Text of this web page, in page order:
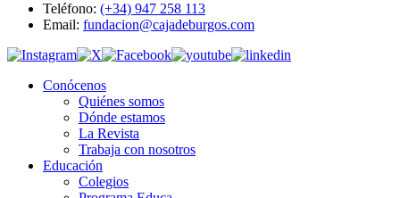
Teléfono: (+34) 947 258 113
Email: fundacion@cajadeburgos.com
Conócenos
Quiénes somos
Dónde estamos
La Revista
Trabaja con nosotros
Educación
Colegios